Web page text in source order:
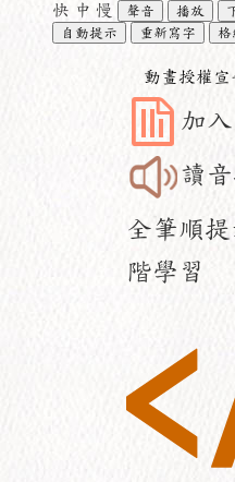
快 中 慢 聲音 播放
自動提示
重新寫字 格
動畫授權宣
加
讀
全筆順提
階學習